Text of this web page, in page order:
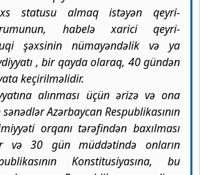
statusu almaq istəyən qeyri-
habelə xarici qeyri-
şəxsinin nümayəndəlik və ya
, bir qayda olaraq, 40 gündən
keçirilməlidir.
alınması üçün ərizə və ona
Azərbaycan Respublikasının
orqanı tərəfindən baxılması
və 30 gün müddətində onların
Konstitusiyasına, bu